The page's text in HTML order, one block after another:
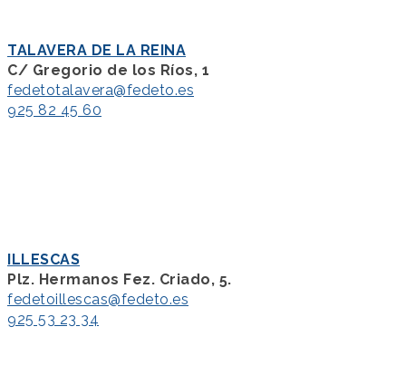
TALAVERA DE LA REINA
C/ Gregorio de los Ríos, 1
fedetotalavera@fedeto.es
925 82 45 60
ILLESCAS
Plz. Hermanos Fez. Criado, 5.
fedetoillescas@fedeto.es
925 53 23 34